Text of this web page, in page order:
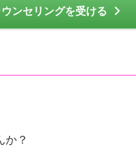
ンセリングを受ける
？